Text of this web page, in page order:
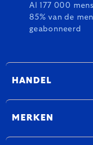
Al 177 000
85% van de
geabonneerd
HANDEL
MERKEN